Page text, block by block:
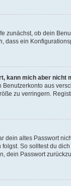
zunächst, ob dein
dass ein
kann mich aber nicht
Benutzerkonto aus
zu verringern.
dein altes Passwort
So solltest du
dein Passwort